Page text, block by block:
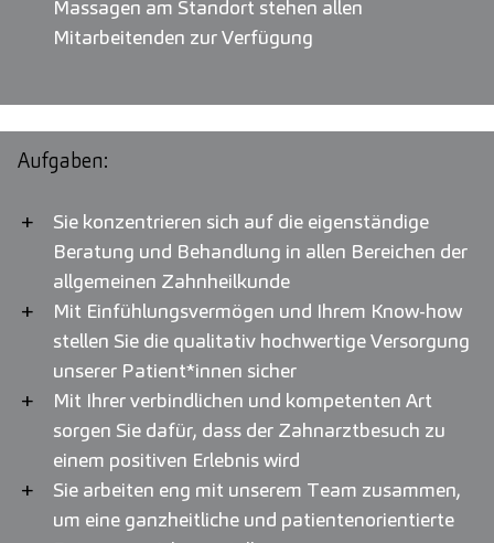
Massagen am Standort stehen allen
Mitarbeitenden zur Verfügung
Aufgaben:
Sie konzentrieren sich auf die eigenständige
Beratung und Behandlung in allen Bereichen der
allgemeinen Zahnheilkunde
Mit Einfühlungsvermögen und Ihrem Know-how
stellen Sie die qualitativ hochwertige Versorgung
unserer Patient*innen sicher
Mit Ihrer verbindlichen und kompetenten Art
sorgen Sie dafür, dass der Zahnarztbesuch zu
einem positiven Erlebnis wird
Sie arbeiten eng mit unserem Team zusammen,
um eine ganzheitliche und patientenorientierte